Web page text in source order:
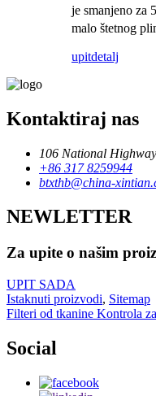
je smanjeno za
malo štetnog
upitdetalj
Kontaktiraj nas
106 National
+86 317 8259944
btxthb@china-
NEWLETTER
Za upite o našim
UPIT SADA
Istaknuti proizvodi, Sitemap
Filteri od tkanine Kontrola
Social